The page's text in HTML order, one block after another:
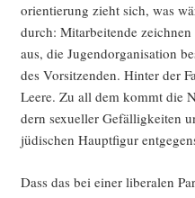
ori­en­tie­rung zieht sich, was
durch: Mit­ar­bei­ten­de
aus, die Jugend­or­ga­ni­sa­ti­on
des Vor­sit­zen­den. Hin­ter der
Lee­re. Zu all dem kommt die
dern sexu­el­ler Gefäl­lig­kei­ten
jüdi­schen Haupt­fi­gur
Dass das bei einer libe­ra­len